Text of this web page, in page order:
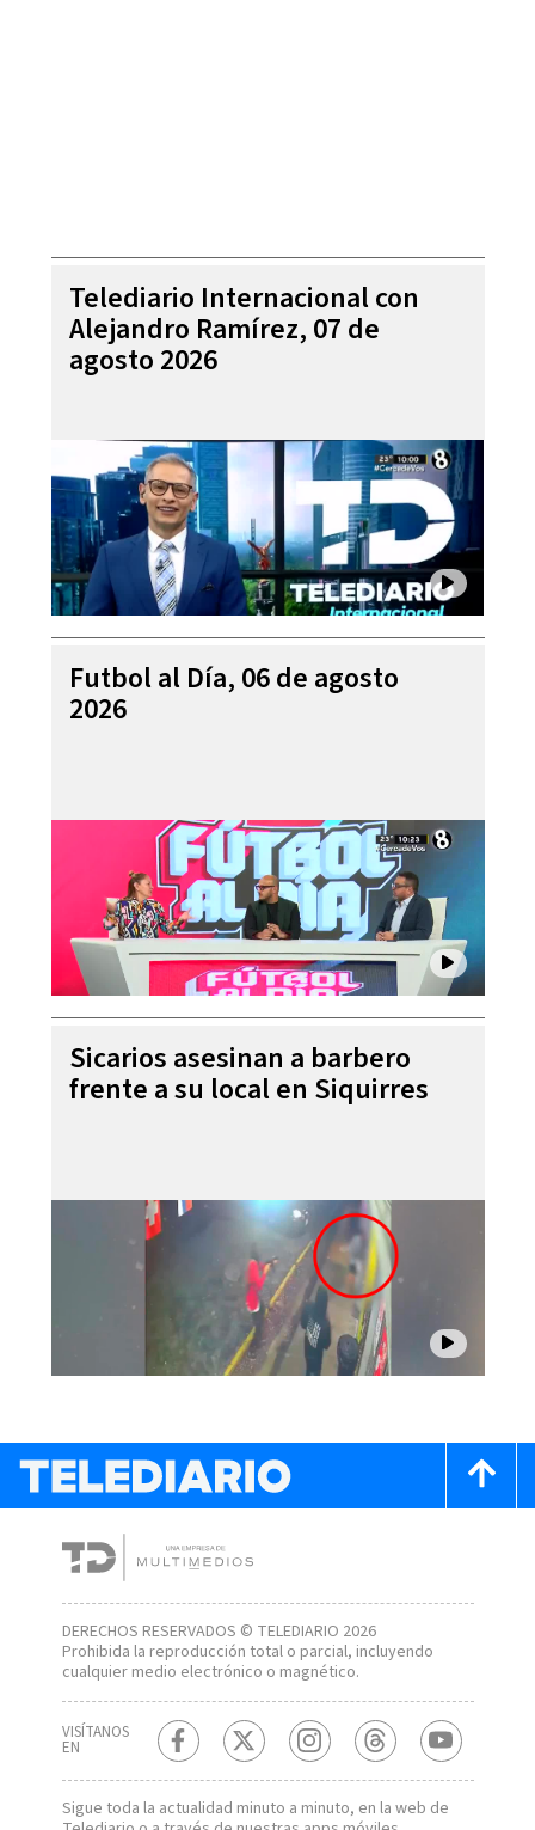
Telediario Internacional con
Alejandro Ramírez, 07 de
agosto 2026
Futbol al Día, 06 de agosto
2026
Sicarios asesinan a barbero
frente a su local en Siquirres
DERECHOS RESERVADOS © TELEDIARIO 2026
Prohibida la reproducción total o parcial, incluyendo
cualquier medio electrónico o magnético.
VISÍTANOS
EN
Sigue toda la actualidad minuto a minuto, en la web de